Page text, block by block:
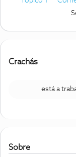
Crachás
está a
Sobre